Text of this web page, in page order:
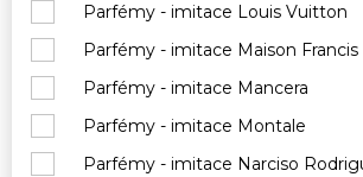
Parfémy - imitace Louis Vuitton
Parfémy - imitace Maison Francis
Parfémy - imitace Mancera
Parfémy - imitace Montale
Parfémy - imitace Narciso